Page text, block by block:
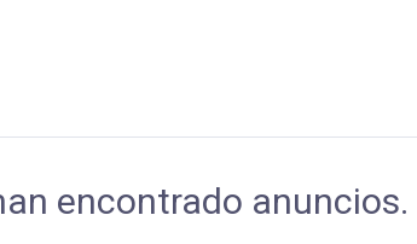
encontrado anuncios.